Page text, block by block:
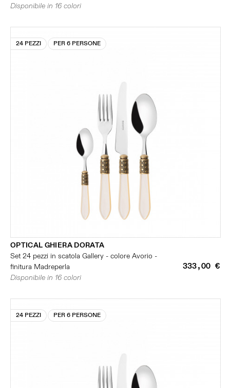
Disponibile in 16 colori
24 PEZZI PER 6 PERSONE
OPTICAL GHIERA DORATA
Set 24 pezzi in scatola Gallery - colore Avorio -
finitura Madreperla
333,00 €
Disponibile in 16 colori
24 PEZZI PER 6 PERSONE